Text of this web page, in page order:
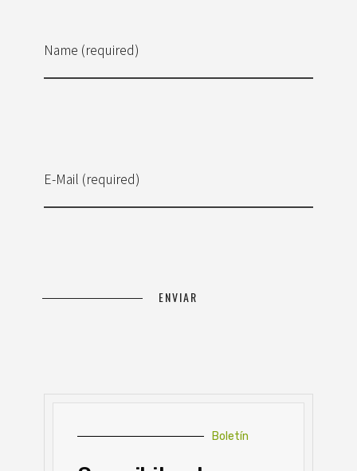
Name (required)
E-Mail (required)
Boletín